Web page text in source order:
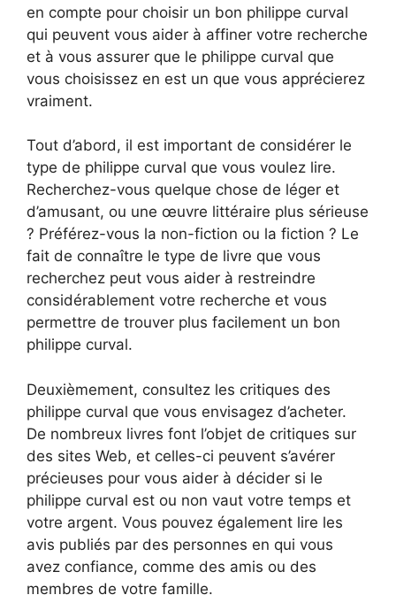
en compte pour choisir un bon philippe curval
qui peuvent vous aider à affiner votre recherche
et à vous assurer que le philippe curval que
vous choisissez en est un que vous apprécierez
vraiment.
Tout d’abord, il est important de considérer le
type de philippe curval que vous voulez lire.
Recherchez-vous quelque chose de léger et
d’amusant, ou une œuvre littéraire plus sérieuse
? Préférez-vous la non-fiction ou la fiction ? Le
fait de connaître le type de livre que vous
recherchez peut vous aider à restreindre
considérablement votre recherche et vous
permettre de trouver plus facilement un bon
philippe curval.
Deuxièmement, consultez les critiques des
philippe curval que vous envisagez d’acheter.
De nombreux livres font l’objet de critiques sur
des sites Web, et celles-ci peuvent s’avérer
précieuses pour vous aider à décider si le
philippe curval est ou non vaut votre temps et
votre argent. Vous pouvez également lire les
avis publiés par des personnes en qui vous
avez confiance, comme des amis ou des
membres de votre famille.